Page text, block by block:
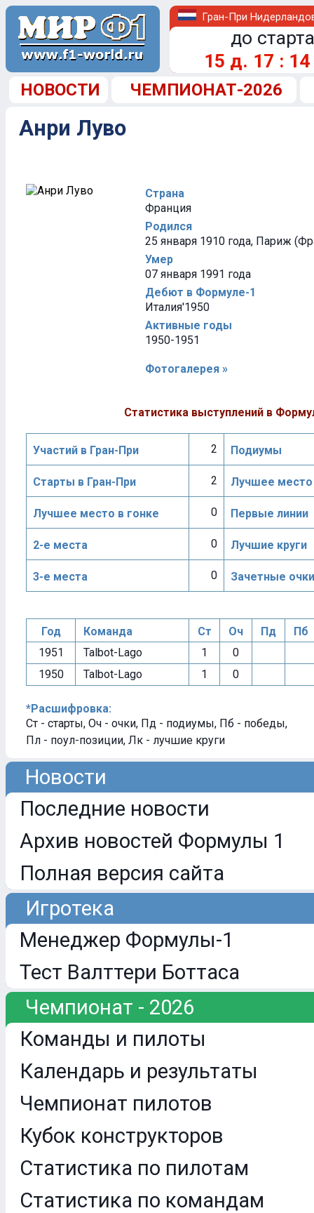
Гран-При
до
15 д. 17 : 14
НОВОСТИ ЧЕМПИОНАТ-2026
Анри Луво
Страна
Франция
Родился
25 января 1910 года, Париж
Умер
07 января 1991 года
Дебют в Формуле-1
Италия'1950
Активные годы
1950-1951
Фотогалерея »
Статистика выступлений в
Участий в Гран-При 2 Подиумы
Старты в Гран-При 2 Лучшее место
Лучшее место в гонке 0 Первые линии
2-е места 0 Лучшие круги
3-е места 0 Зачетные очки
Год Команда Ст Оч Пд
Пб
1951
Talbot-Lago 1
0
1950
Talbot-Lago 1 0
*Расшифровка:
Ст - старты, Оч - очки, Пд - подиумы, Пб - победы,
Пл - поул-позиции, Лк - лучшие круги
Новости
Последние новости
Архив новостей Формулы 1
Полная версия сайта
Игротека
Менеджер Формулы-1
Тест Валттери Боттаса
Чемпионат - 2026
Команды и пилоты
Календарь и результаты
Чемпионат пилотов
Кубок конструкторов
Статистика по пилотам
Статистика по командам